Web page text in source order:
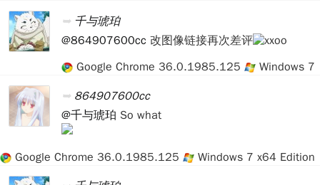
千与琥珀
@864907600cc 改图像链接再次差评
Google Chrome 36.0.1985.125
Windows 7
864907600cc
@千与琥珀 So what
Google Chrome 36.0.1985.125 Windows 7 x64 Edition